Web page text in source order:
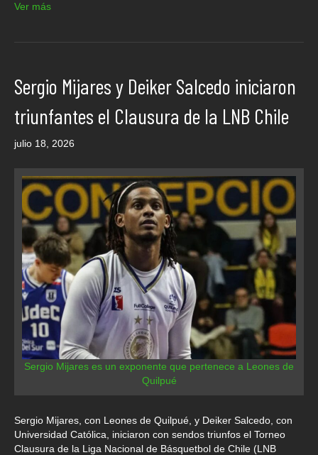
Ver más
Sergio Mijares y Deiker Salcedo iniciaron
triunfantes el Clausura de la LNB Chile
julio 18, 2026
Sergio Mijares es un exponente que pertenece a Leones de
Quilpué
Sergio Mijares, con Leones de Quilpué, y Deiker Salcedo, con
Universidad Católica, iniciaron con sendos triunfos el Torneo
Clausura de la Liga Nacional de Básquetbol de Chile (LNB